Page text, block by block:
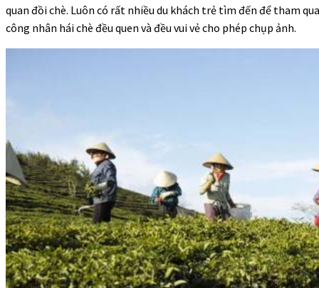
quan đồi chè. Luôn có rất nhiều du khách trẻ tìm đến để tham
công nhân hái chè đều quen và đều vui vẻ cho phép chụp ảnh.